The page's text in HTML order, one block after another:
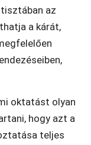
az
a kárát,
oktatást olyan
hogy azt a
teljes